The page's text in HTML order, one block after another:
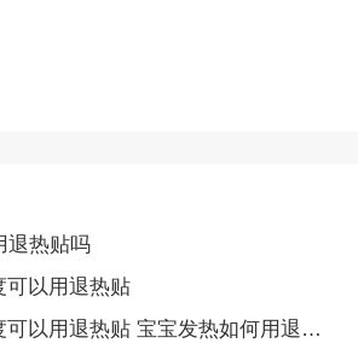
退热贴吗
可以用退热贴
宝宝发热多少度可以用退热贴 宝宝发热如何用退热贴